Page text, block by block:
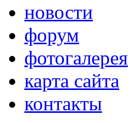
новости
форум
фотогалерея
карта сайта
контакты